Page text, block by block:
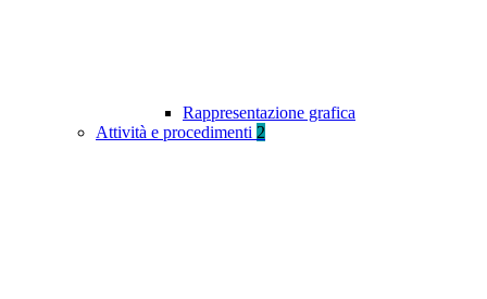
Rappresentazione grafica
Attività e procedimenti 2